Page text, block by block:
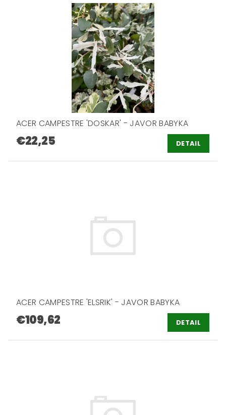
ACER CAMPESTRE 'DOSKAR' - JAVOR BABYKA
€22,25 DETAIL
ACER CAMPESTRE 'ELSRIK' - JAVOR BABYKA
€109,62 DETAIL